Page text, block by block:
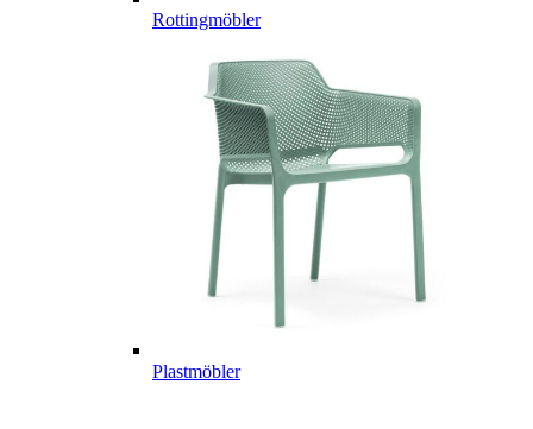
Rottingmöbler
Plastmöbler